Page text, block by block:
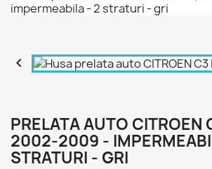

PRELATA AUTO CITROEN
2002-2009 -
STRATURI - GRI